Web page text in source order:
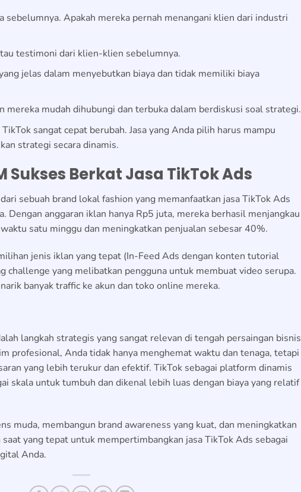
sebelumnya. Apakah mereka pernah menangani klien dari industri
testimoni dari klien-klien sebelumnya.
jelas dalam menyebutkan biaya dan tidak memiliki biaya
mereka mudah dihubungi dan terbuka dalam berdiskusi soal strategi.
sangat cepat berubah. Jasa yang Anda pilih harus mampu
strategi secara dinamis.
Sukses Berkat Jasa TikTok Ads
sebuah brand lokal fashion yang memanfaatkan jasa TikTok Ads
Dengan anggaran iklan hanya Rp5 juta, mereka berhasil menjangkau
satu minggu dan meningkatkan penjualan sebesar 40%.
jenis iklan yang tepat (In-Feed Ads dengan konten tutorial
challenge yang melibatkan pengguna untuk membuat video serupa.
banyak traffic ke akun dan toko online mereka.
langkah strategis yang sangat relevan di tengah persaingan bisnis
profesional, Anda tidak hanya menghemat waktu dan tenaga, tetapi
yang lebih terukur dan efektif. TikTok sebagai platform dinamis
skala untuk tumbuh dan dikenal lebih luas dengan biaya yang relatif
muda, membangun brand awareness yang kuat, dan meningkatkan
yang tepat untuk mempertimbangkan jasa TikTok Ads sebagai
Anda.